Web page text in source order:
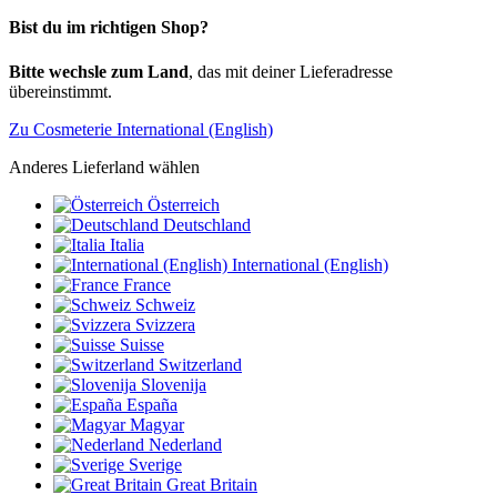
Bist du im richtigen Shop?
Bitte wechsle zum Land, das mit deiner Lieferadresse
übereinstimmt.
Zu Cosmeterie International (English)
Anderes Lieferland wählen
Österreich
Deutschland
Italia
International (English)
France
Schweiz
Svizzera
Suisse
Switzerland
Slovenija
España
Magyar
Nederland
Sverige
Great Britain